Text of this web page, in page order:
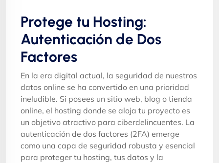
Protege tu Hosting:
Autenticación de Dos
Factores
En la era digital actual, la seguridad de nuestros
datos online se ha convertido en una prioridad
ineludible. Si posees un sitio web, blog o tienda
online, el hosting donde se aloja tu proyecto es
un objetivo atractivo para ciberdelincuentes. La
autenticación de dos factores (2FA) emerge
como una capa de seguridad robusta y esencial
para proteger tu hosting, tus datos y la